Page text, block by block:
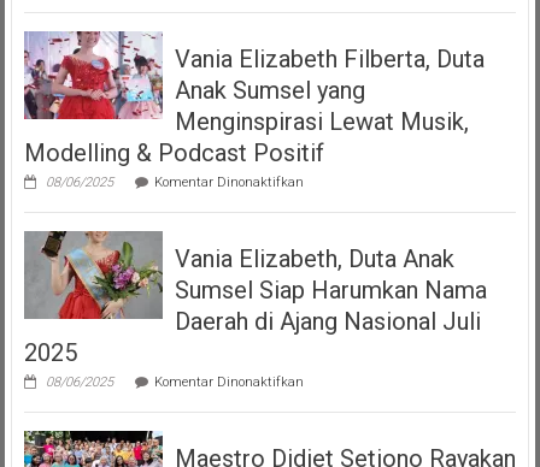
Serahkan
Operasional
Dua
LMK
Produser
Fonogram
Vania Elizabeth Filberta, Duta
Anak Sumsel yang
Menginspirasi Lewat Musik,
Modelling & Podcast Positif
08/06/2025 Komentar Dinonaktifkanpada
Elizabeth
Duta
Sumsel
Menginspirasi
Modelling
Positif
Vania Elizabeth, Duta Anak
Sumsel Siap Harumkan Nama
Daerah di Ajang Nasional Juli
2025
08/06/2025 Komentar Dinonaktifkanpada
Elizabeth,
Anak
Maestro Didiet Setiono Rayakan